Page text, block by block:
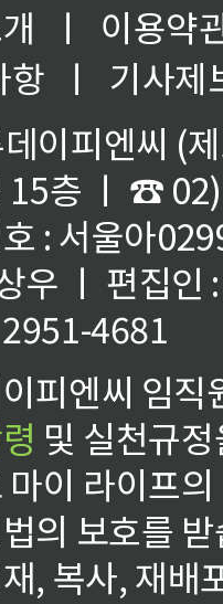
ㅣ
이용약
항
ㅣ
기사제
이피엔씨 (
15층 ㅣ ☎
: 서울아
우 ㅣ 편집인
4681
피엔씨 임
및 실천규
마이 라이프
의 보호를
, 복사, 재배